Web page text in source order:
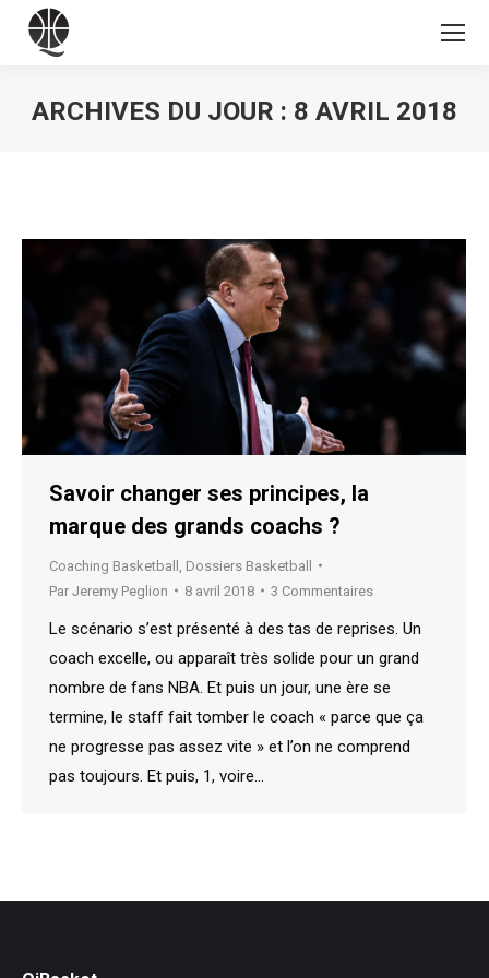
ARCHIVES DU JOUR : 8 AVRIL 2018
Savoir changer ses principes, la
marque des grands coachs ?
Coaching Basketball
Dossiers Basketball
Par Jeremy Peglion 8 avril 2018 3 Commentaires
Le scénario s’est présenté à des tas de reprises. Un
coach excelle, ou apparaît très solide pour un grand
nombre de fans NBA. Et puis un jour, une ère se
termine, le staff fait tomber le coach « parce que ça
ne progresse pas assez vite » et l’on ne comprend
pas toujours. Et puis, 1, voire…